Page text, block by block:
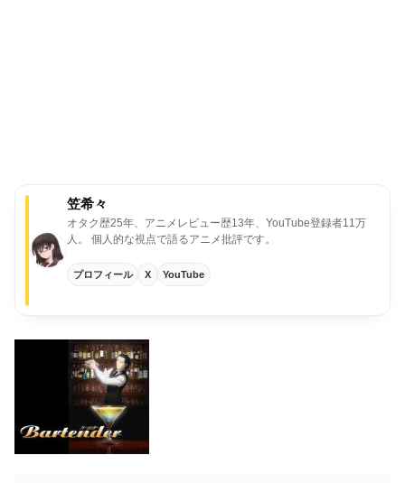
笠希々
オタク歴25年、アニメレビュー歴13年、YouTube登録者11万
人。
個人的な視点で語るアニメ批評です。
プロフィール X YouTube